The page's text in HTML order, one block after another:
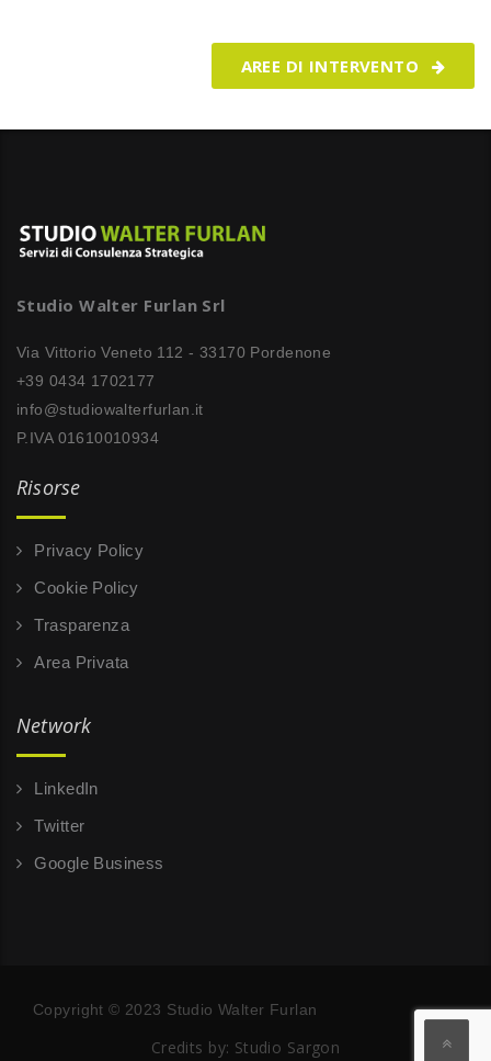
AREE DI INTERVENTO
Studio Walter Furlan Srl
Via Vittorio Veneto 112 - 33170 Pordenone
+39 0434 1702177
info@studiowalterfurlan.it
P.IVA 01610010934
Risorse
Privacy Policy
Cookie Policy
Trasparenza
Area Privata
Network
LinkedIn
Twitter
Google Business
Copyright © 2023 Studio Walter Furlan
Credits by: Studio Sargon